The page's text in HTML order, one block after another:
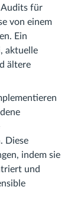
Audits für
von einem
Ein
aktuelle
ältere
Diese
indem sie
und